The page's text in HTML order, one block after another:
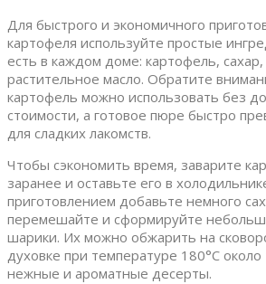
Для быстрого и экономичного
картофеля используйте простые
есть в каждом доме: картофель,
растительное масло. Обратите
картофель можно использовать без
стоимости, а готовое пюре быстро
для сладких лакомств.
Чтобы сэкономить время, заварите
заранее и оставьте его в
приготовлением добавьте немного
перемешайте и сформируйте
шарики. Их можно обжарить на
духовке при температуре 180°C
нежные и ароматные десерты.